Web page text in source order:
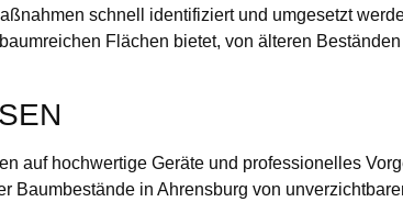
schnell identifiziert und umgesetzt
Flächen bietet, von älteren
auf hochwertige Geräte und professionelles
Baumbestände in Ahrensburg von